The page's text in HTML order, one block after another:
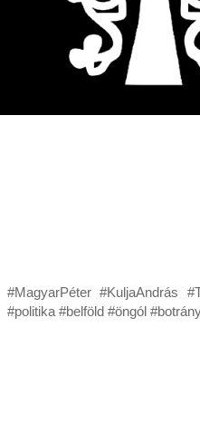
#MagyarPéter #KuljaAndrás
#politika #belföld #öngól